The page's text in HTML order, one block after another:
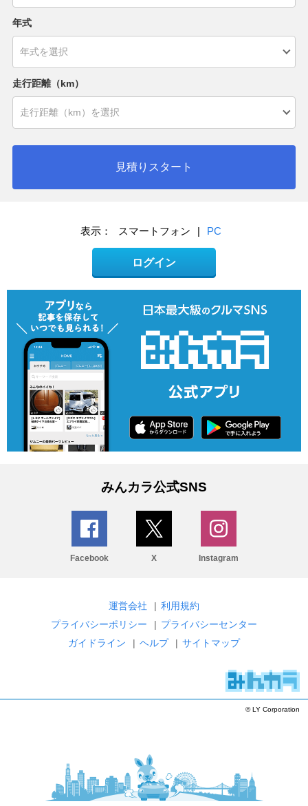
年式
走行距離（km）
見積りスタート
表示： スマートフォン | PC
ログイン
みんカラ公式SNS
Facebook X Instagram
運営会社 | 利用規約
プライバシーポリシー
| プライバシーセンター
ガイドライン
| ヘルプ | サイトマップ
© LY Corporation